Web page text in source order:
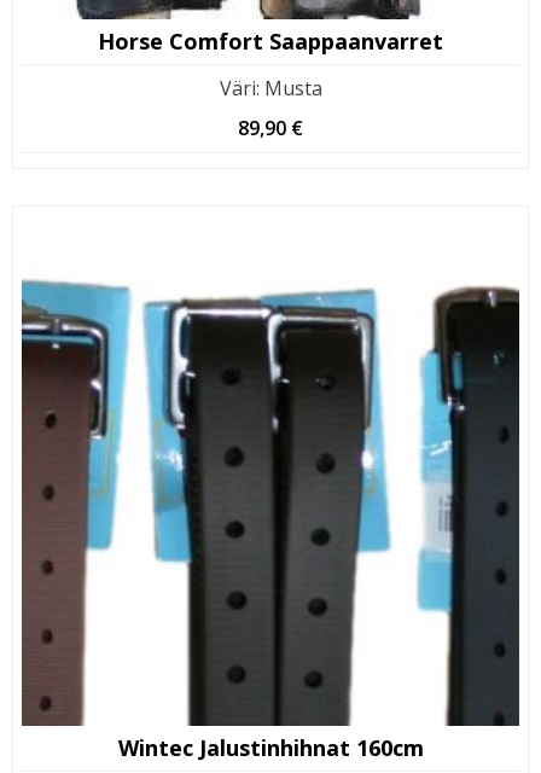
Horse Comfort Saappaanvarret
Väri: Musta
89,90 €
Wintec Jalustinhihnat 160cm